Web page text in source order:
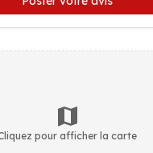
pour afficher la carte